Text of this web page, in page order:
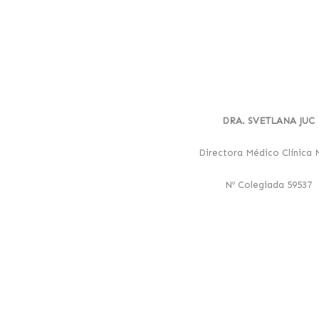
DRA. SVETLANA JUC
Directora Médico Clínica
Nº Colegiada 59537